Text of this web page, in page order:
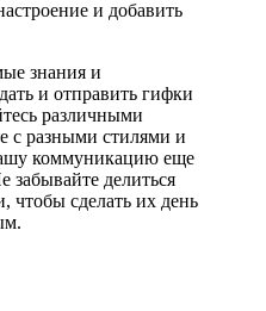
и добавить
знания и
и отправить гифки
различными
с разными стилями и
коммуникацию еще
забывайте делиться
чтобы сделать их день